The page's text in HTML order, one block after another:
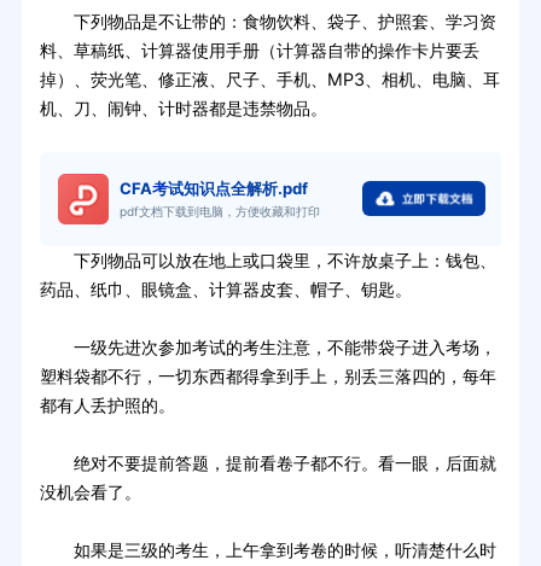
下列物品是不让带的：食物饮料、袋子、护照套、学习资
料、草稿纸、计算器使用手册（计算器自带的操作卡片要丢
掉）、荧光笔、修正液、尺子、手机、MP3、相机、电脑、耳
机、刀、闹钟、计时器都是违禁物品。
CFA考试知识点全解析.pdf
pdf文档下载到电脑，方便收藏和打印
下列物品可以放在地上或口袋里，不许放桌子上：钱包、
药品、纸巾、眼镜盒、计算器皮套、帽子、钥匙。
一级先进次参加考试的考生注意，不能带袋子进入考场，
塑料袋都不行，一切东西都得拿到手上，别丢三落四的，每年
都有人丢护照的。
绝对不要提前答题，提前看卷子都不行。看一眼，后面就
没机会看了。
如果是三级的考生，上午拿到考卷的时候，听清楚什么时